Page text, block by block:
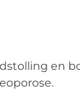
en